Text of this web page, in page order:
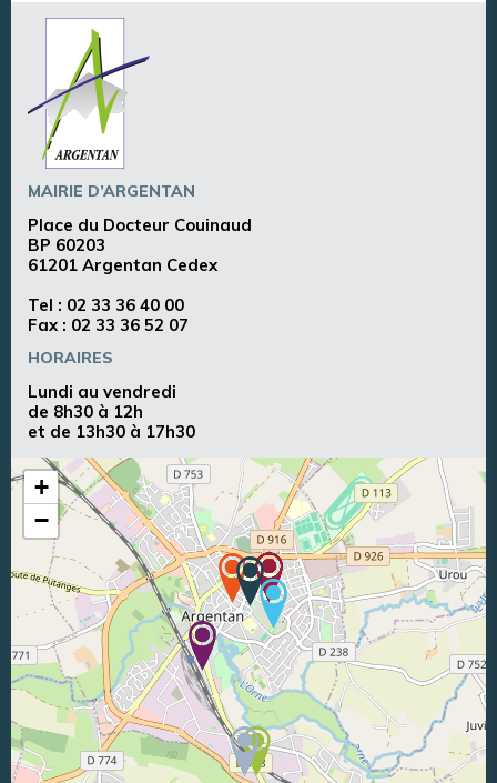
MAIRIE D’ARGENTAN
Place du Docteur Couinaud
BP 60203
61201 Argentan Cedex
Tel : 02 33 36 40 00
Fax : 02 33 36 52 07
HORAIRES
Lundi au vendredi
de 8h30 à 12h
et de 13h30 à 17h30
+
−